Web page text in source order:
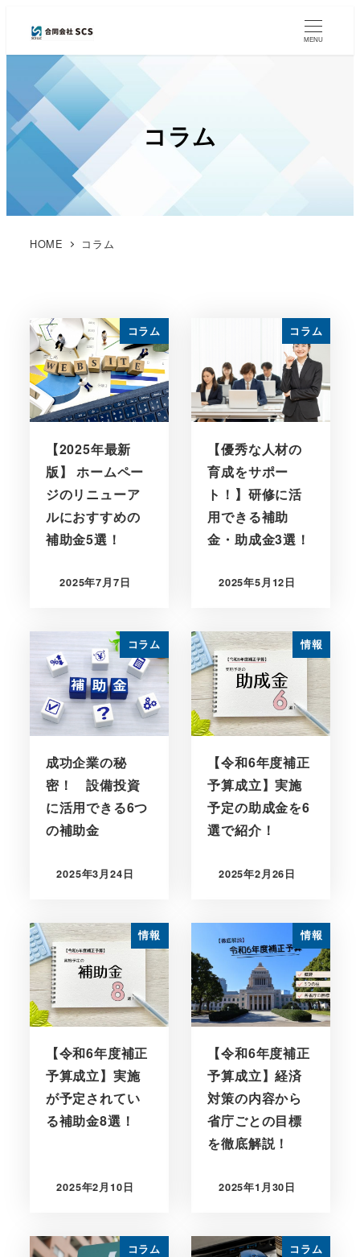
MENU
コラム
HOME コラム
コラム
【2025年最新
版】 ホームペー
ジのリニューア
ルにおすすめの
補助金5選！
2025年7月7日
コラム
【優秀な人材の
育成をサポー
ト！】研修に活
用できる補助
金・助成金3選！
2025年5月12日
コラム
成功企業の秘
密！ 設備投資
に活用できる6つ
の補助金
2025年3月24日
情報
【令和6年度補正
予算成立】実施
予定の助成金を6
選で紹介！
2025年2月26日
情報
【令和6年度補正
予算成立】実施
が予定されてい
る補助金8選！
2025年2月10日
情報
【令和6年度補正
予算成立】経済
対策の内容から
省庁ごとの目標
を徹底解説！
2025年1月30日
コラム コラム